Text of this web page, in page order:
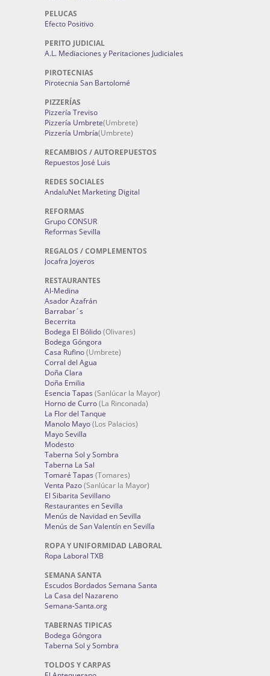
PELUCAS
Efecto Positivo
PERITO JUDICIAL
A.L. Mediaciones y Peritaciones Judiciales
PIROTECNIAS
Pirotecnia San Bartolomé
PIZZERÍAS
Pizzería Treviso
Pizzería Umbrete(Umbrete)
Pizzería Umbría(Umbrete)
RECAMBIOS / AUTOREPUESTOS
Repuestos José Luis
REDES SOCIALES
AndaluNet Marketing Digital
REFORMAS
Grupo CONSUR
Reformas Sevilla
REGALOS / COMPLEMENTOS
Jocafra Joyeros
RESTAURANTES
Al-Medina
Asador Azafrán
Barrabar´s
Becerrita
Bodega El Bólido(Olivares)
Bodega Góngora
Casa Rufino(Umbrete)
Corral del Agua
Doña Clara
Doña Emilia
Esencia Tapas (Sanlúcar la Mayor)
Horno de Curro(La Rinconada)
La Flor del Tanque
Manolo Mayo(Los Palacios)
Mayo Sevilla
Modesto
Taberna Sol y Sombra
Taberna La Sal
Tomaré Tapas (Tomares)
Venta Pazo(Sanlúcar la Mayor)
El Sibarita Sevillano
Restaurantes en Sevilla
Menús de Navidad en Sevilla
Menús de San Valentín en Sevilla
ROPA Y UNIFORMIDAD LABORAL
Ropa Laboral TXB
SEMANA SANTA
Escudos Bordados Semana Santa
La Casa del Nazareno
Semana-Santa.org
TABERNAS TIPICAS
Bodega Góngora
Taberna Sol y Sombra
TOLDOS Y CARPAS